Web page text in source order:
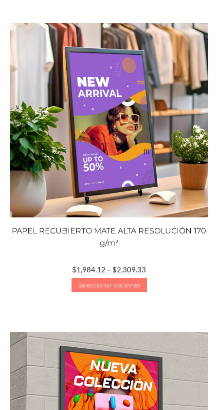
PAPEL RECUBIERTO MATE ALTA RESOLUCIÓN 170
g/m²
$1,984.12 – $2,309.33
Seleccionar opciones